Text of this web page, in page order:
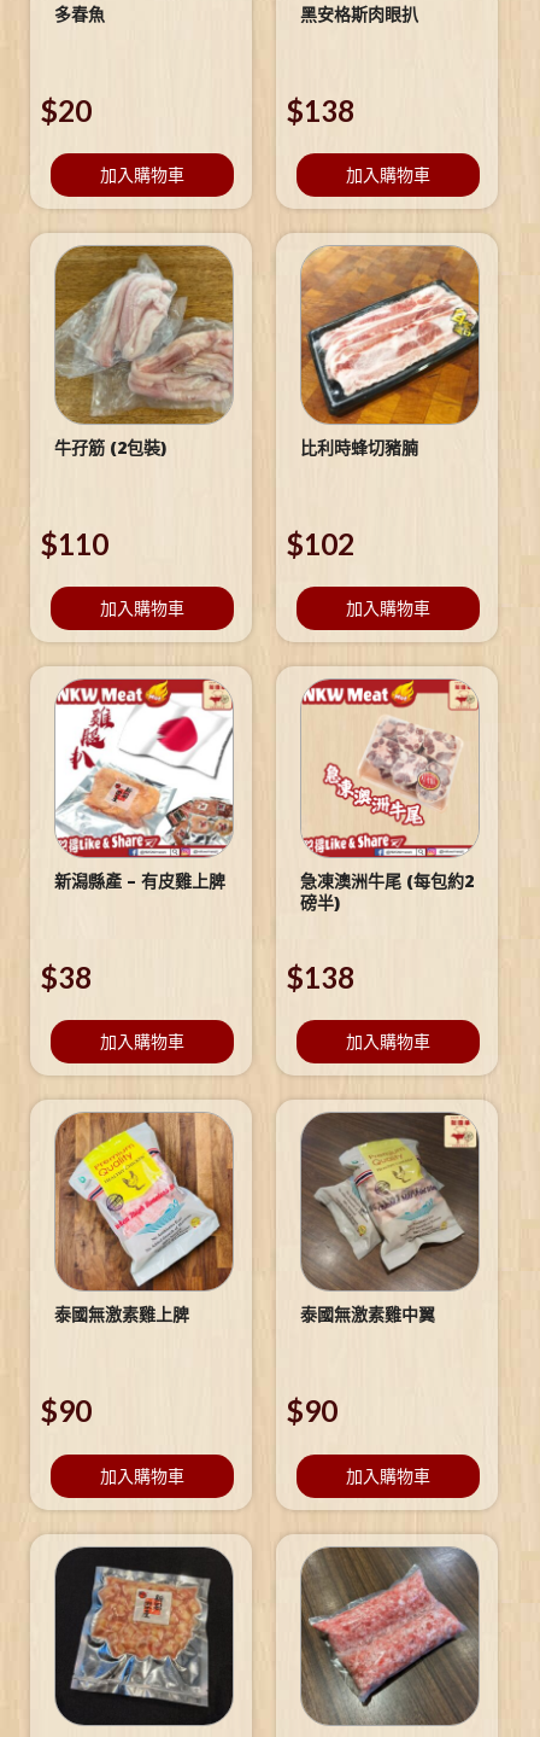
多春魚
$20
加入購物車
黑安格斯肉眼扒
$138
加入購物車
牛孖筋 (2包裝)
$110
加入購物車
比利時蜂切豬腩
$102
加入購物車
新潟縣產 – 有皮雞上脾
$38
加入購物車
急凍澳洲牛尾 (每包約2
磅半)
$138
加入購物車
泰國無激素雞上脾
$90
加入購物車
泰國無激素雞中翼
$90
加入購物車